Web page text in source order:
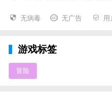
2、驾驶着各种新世纪的酷
4、消灭各种黑暗势力成为城
攀爬的人2测评
无病毒 无广告 用
游戏标签
冒险